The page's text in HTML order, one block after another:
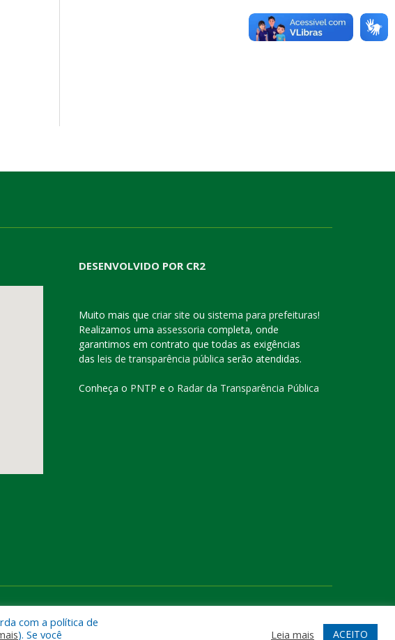
DESENVOLVIDO POR CR2
Muito mais que criar site ou sistema para prefeituras!
Realizamos uma assessoria completa, onde
garantimos em contrato que todas as exigências
das leis de transparência pública serão atendidas.
Conheça o PNTP e o Radar da Transparência Pública
com a política de
). Se você Leia mais ACEITO